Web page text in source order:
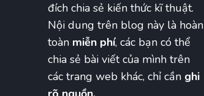
đích chia sẻ kiến thức kĩ thuật.
Nội dung trên blog này là hoàn
toàn miễn phí, các bạn có thể
chia sẻ bài viết của mình trên
các trang web khác, chỉ cần ghi